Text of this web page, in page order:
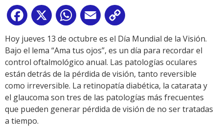
Facebook
X WhatsApp
Email
Link
Hoy jueves 13 de octubre es el Día Mundial de la Visión.
Bajo el lema “Ama tus ojos”, es un día para recordar el
control oftalmológico anual. Las patologías oculares
están detrás de la pérdida de visión, tanto reversible
como irreversible. La retinopatía diabética, la catarata y
el glaucoma son tres de las patologías más frecuentes
que pueden generar pérdida de visión de no ser tratadas
a tiempo.